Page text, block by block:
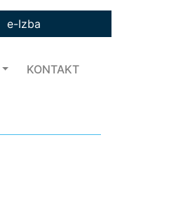
e-Izba
KONTAKT